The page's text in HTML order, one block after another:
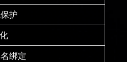
护
绑定